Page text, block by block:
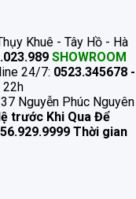
Khuê - Tây Hồ - Hà
SHOWROOM
24/7: 0523.345678 -
22h
Nguyễn Phúc Nguyên
trước Khi Qua Để
Thời gian